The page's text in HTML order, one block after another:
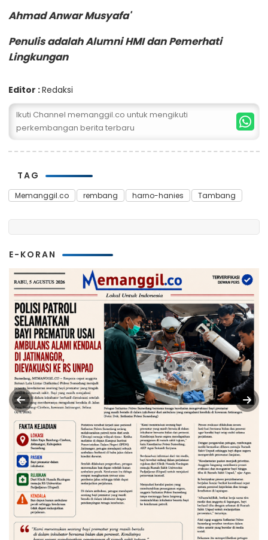
Ahmad Anwar Musyafa'
Penulis adalah Alumni HMI dan Pemerhati
Lingkungan
Editor :Redaksi
Ikuti Channel memanggil.co untuk mengikuti
perkembangan berita terbaru
TAG
Memanggil.co rembang harno-hanies Tambang
E-KORAN